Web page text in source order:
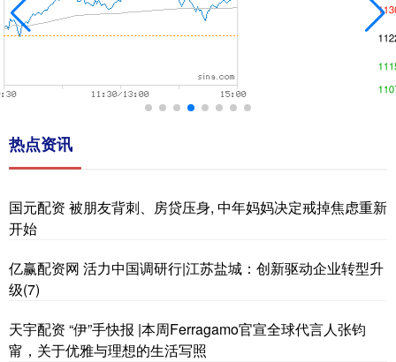
热点资讯
国元配资 被朋友背刺、房贷压身, 中年妈妈决定戒掉焦虑重新
开始
亿赢配资网 活力中国调研行|江苏盐城：创新驱动企业转型升
级(7)
天宇配资 “伊”手快报 |本周Ferragamo官宣全球代言人张钧
甯，关于优雅与理想的生活写照